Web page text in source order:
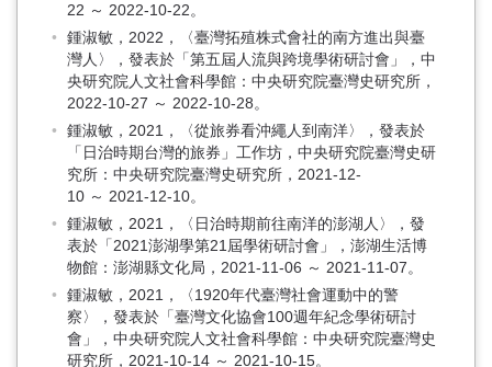
22 ～ 2022-10-22。
鍾淑敏，2022，〈臺灣拓殖株式會社的南方進出與臺
灣人〉，發表於「第五屆人流與跨境學術研討會」，中
央研究院人文社會科學館：中央研究院臺灣史研究所，
2022-10-27 ～ 2022-10-28。
鍾淑敏，2021，〈從旅券看沖繩人到南洋〉，發表於
「日治時期台灣的旅券」工作坊，中央研究院臺灣史研
究所：中央研究院臺灣史研究所，2021-12-
10 ～ 2021-12-10。
鍾淑敏，2021，〈日治時期前往南洋的澎湖人〉，發
表於「2021澎湖學第21屆學術研討會」，澎湖生活博
物館：澎湖縣文化局，2021-11-06 ～ 2021-11-07。
鍾淑敏，2021，〈1920年代臺灣社會運動中的警
察〉，發表於「臺灣文化協會100週年紀念學術研討
會」，中央研究院人文社會科學館：中央研究院臺灣史
研究所，2021-10-14 ～ 2021-10-15。